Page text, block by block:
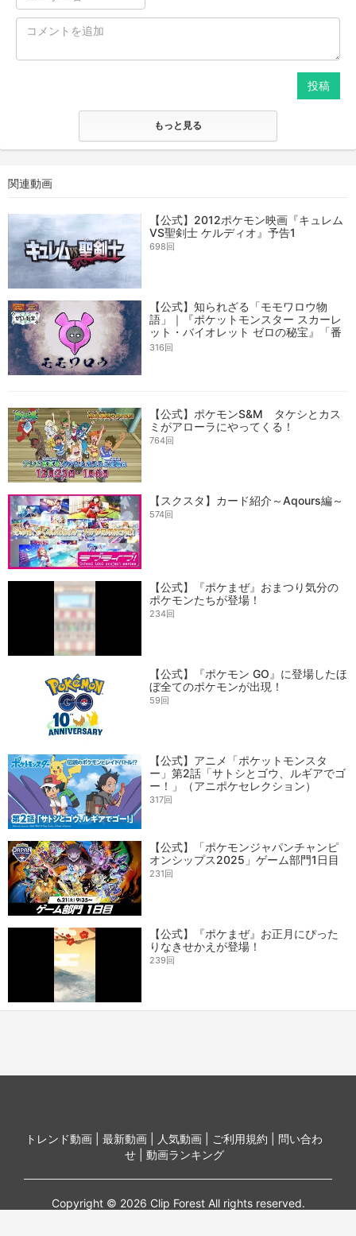
投稿
もっと見る
関連動画
【公式】2012ポケモン映画『キュレム
VS聖剣士 ケルディオ』予告1
698回
【公式】知られざる「モモワロウ物
語」｜『ポケットモンスター スカーレ
ット・バイオレット ゼロの秘宝』「番
外編」
316回
【公式】ポケモンS&M タケシとカス
ミがアローラにやってくる！
764回
【スクスタ】カード紹介～Aqours編～
574回
【公式】『ポケまぜ』おまつり気分の
ポケモンたちが登場！
234回
【公式】『ポケモン GO』に登場したほ
ぼ全てのポケモンが出現！
59回
【公式】アニメ「ポケットモンスタ
ー」第2話「サトシとゴウ、ルギアでゴ
ー！」（アニポケセレクション）
317回
【公式】「ポケモンジャパンチャンピ
オンシップス2025」ゲーム部門1日目
231回
【公式】『ポケまぜ』お正月にぴった
りなきせかえが登場！
239回
トレンド動画 | 最新動画 | 人気動画 | ご利用規約 | 問い合わ
せ | 動画ランキング
Copyright © 2026 Clip Forest All rights reserved.